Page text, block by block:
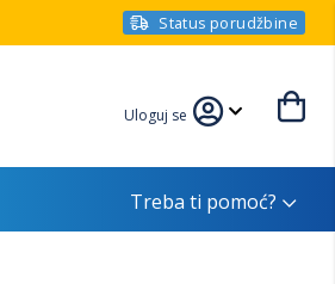
Status porudžbine
Uloguj se
Treba ti pomoć?